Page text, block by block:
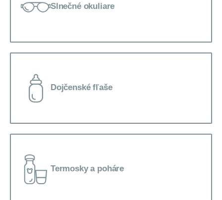
Slnečné okuliare
Dojčenské fľaše
Termosky a poháre